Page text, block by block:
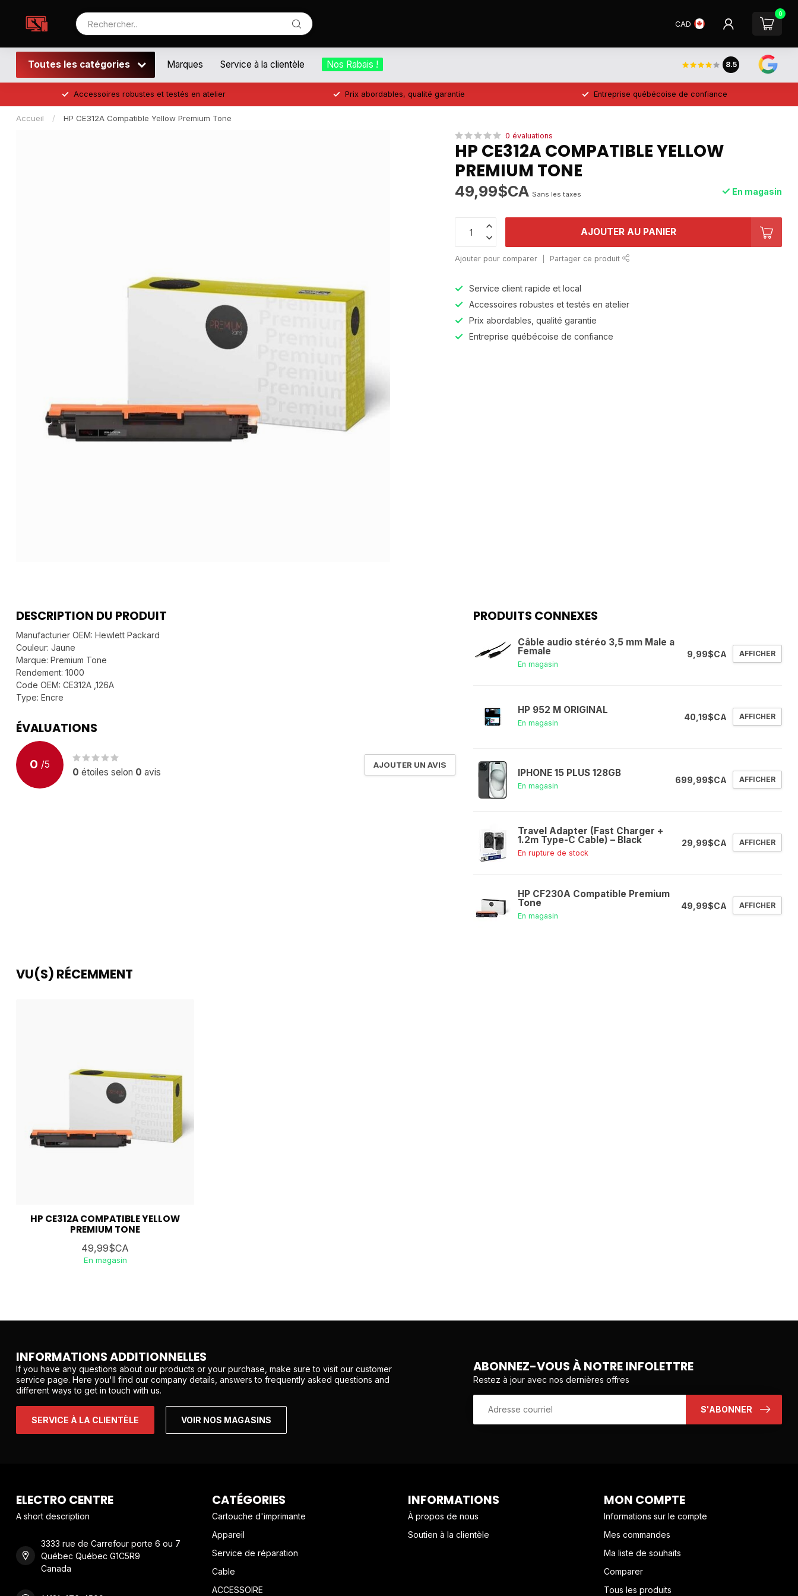
CAD
0
Toutes les catégories Marques Service à la clientèle Nos Rabais ! 8.5
Accessoires robustes et testés en atelier Prix abordables, qualité garantie Entreprise québécoise de confiance
Accueil / HP CE312A Compatible Yellow Premium Tone
0 évaluations
HP CE312A COMPATIBLE YELLOW
PREMIUM TONE
49,99$CA Sans les taxes En magasin
AJOUTER AU PANIER
Ajouter pour comparer Partager ce produit
Service client rapide et local
Accessoires robustes et testés en atelier
Prix abordables, qualité garantie
Entreprise québécoise de confiance
DESCRIPTION DU PRODUIT
Manufacturier OEM: Hewlett Packard
Couleur: Jaune
Marque: Premium Tone
Rendement: 1000
Code OEM: CE312A ,126A
Type: Encre
ÉVALUATIONS
0 /5
0 étoiles selon 0 avis
AJOUTER UN AVIS
PRODUITS CONNEXES
Câble audio stéréo 3,5 mm Male a
Female
En magasin
9,99$CA AFFICHER
HP 952 M ORIGINAL
En magasin
40,19$CA AFFICHER
IPHONE 15 PLUS 128GB
En magasin
699,99$CA AFFICHER
Travel Adapter (Fast Charger +
1.2m Type-C Cable) – Black
En rupture de stock
29,99$CA AFFICHER
HP CF230A Compatible Premium
Tone
En magasin
49,99$CA AFFICHER
VU(S) RÉCEMMENT
HP CE312A COMPATIBLE YELLOW
PREMIUM TONE
49,99$CA
En magasin
INFORMATIONS ADDITIONNELLES
If you have any questions about our products or your purchase, make sure to visit our customer
service page. Here you'll find our company details, answers to frequently asked questions and
different ways to get in touch with us.
SERVICE À LA CLIENTÈLE VOIR NOS MAGASINS
ABONNEZ-VOUS À NOTRE INFOLETTRE
Restez à jour avec nos dernières offres
S'ABONNER
ELECTRO CENTRE
A short description
3333 rue de Carrefour porte 6 ou 7
Québec Québec G1C5R9
Canada
CATÉGORIES
Cartouche d'imprimante
Appareil
Service de réparation
Cable
ACCESSOIRE
INFORMATIONS
À propos de nous
Soutien à la clientèle
MON COMPTE
Informations sur le compte
Mes commandes
Ma liste de souhaits
Comparer
Tous les produits